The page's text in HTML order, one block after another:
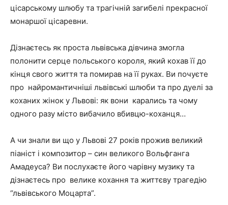
цісарському шлюбу та трагічній загибелі прекрасної
монаршої цісаревни.
Дізнаєтесь як проста львівська дівчина змогла
полонити серце польського короля, який кохав її до
кінця свого життя та помирав на її руках. Ви почуєте
про найромантичніші львівські шлюби та про дуелі за
коханих жінок у Львові: як вони карались та чому
одного разу місто вибачило вбивцю-коханця…
А чи знали ви що у Львові 27 років прожив великий
піаніст і композитор – син великого Вольфганга
Амадеуса? Ви послухаєте його чарівну музику та
дізнаєтесь про велике кохання та життєву трагедію
“львівського Моцарта”.